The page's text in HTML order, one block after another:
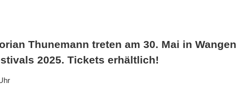
Thunemann treten am 30. Mai in Wangen
2025. Tickets erhältlich!